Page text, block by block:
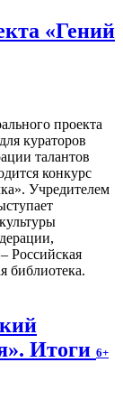
«Гений
проекта
кураторов
талантов
конкурс
Учредителем
Российская
библиотека.
Итоги 6+